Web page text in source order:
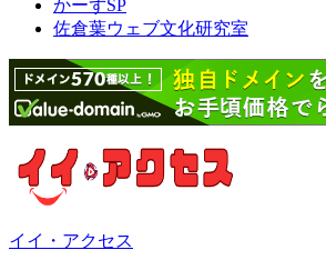
かーずSP
佐倉葉ウェブ文化研究室
イイ・アクセス